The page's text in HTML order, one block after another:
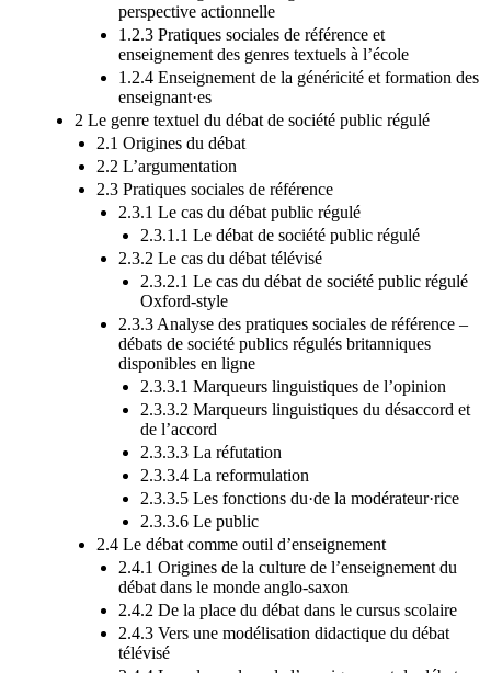
perspective actionnelle
1.2.3 Pratiques sociales de référence et
enseignement des genres textuels à l’école
1.2.4 Enseignement de la généricité et formation des
enseignant·es
2 Le genre textuel du débat de société public régulé
2.1 Origines du débat
2.2 L’argumentation
2.3 Pratiques sociales de référence
2.3.1 Le cas du débat public régulé
2.3.1.1 Le débat de société public régulé
2.3.2 Le cas du débat télévisé
2.3.2.1 Le cas du débat de société public régulé
Oxford-style
2.3.3 Analyse des pratiques sociales de référence –
débats de société publics régulés britanniques
disponibles en ligne
2.3.3.1 Marqueurs linguistiques de l’opinion
2.3.3.2 Marqueurs linguistiques du désaccord et
de l’accord
2.3.3.3 La réfutation
2.3.3.4 La reformulation
2.3.3.5 Les fonctions du·de la modérateur·rice
2.3.3.6 Le public
2.4 Le débat comme outil d’enseignement
2.4.1 Origines de la culture de l’enseignement du
débat dans le monde anglo-saxon
2.4.2 De la place du débat dans le cursus scolaire
2.4.3 Vers une modélisation didactique du débat
télévisé